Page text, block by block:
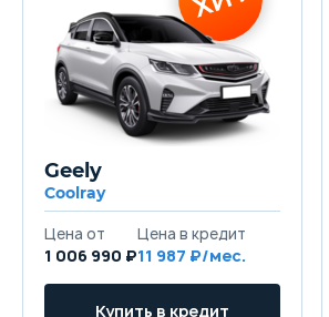
Geely
Coolray
1 006 990 ₽11 987